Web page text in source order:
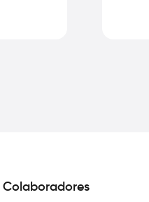
Colaboradores